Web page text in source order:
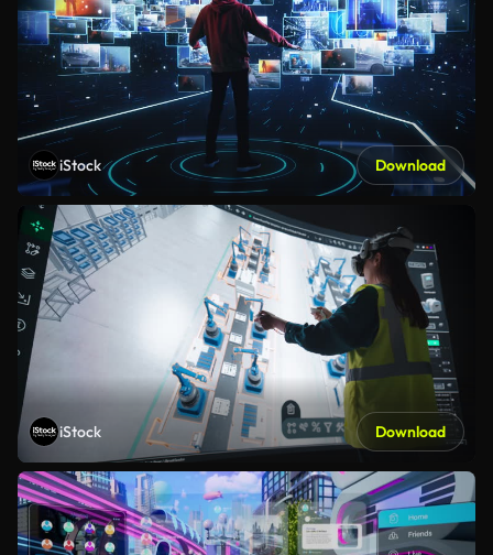
iStock Download
iStock Download